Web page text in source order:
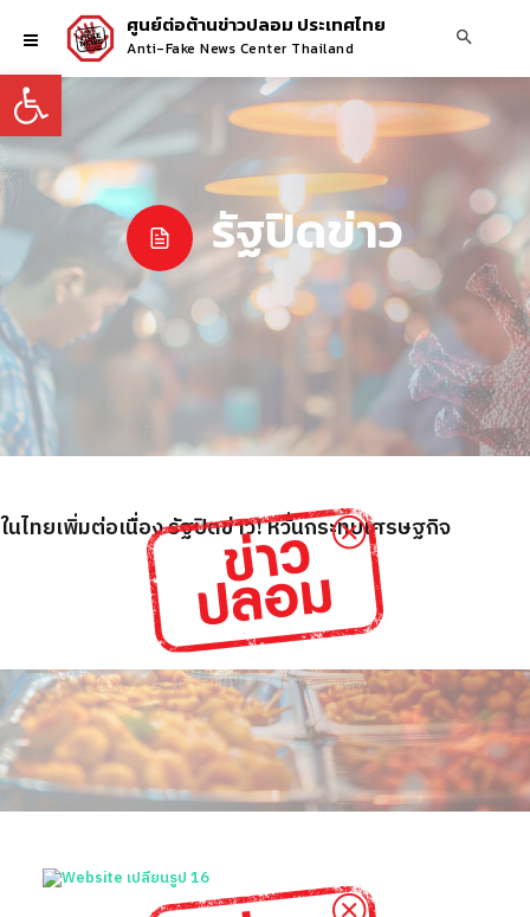
Open toolbar
ศูนย์ต่อต้านข่าวปลอม ประเทศไทย
Anti-Fake News Center Thailand
รัฐปิดข่าว
ไทยเพิ่มต่อเนื่อง รัฐปิดข่าว! หวั่นกระทบเศรษฐกิจ